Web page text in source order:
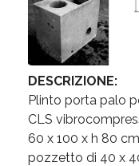
DESCRIZIONE:
Plinto porta palo
CLS
60 x 100 x h 80
pozzetto di 40 x